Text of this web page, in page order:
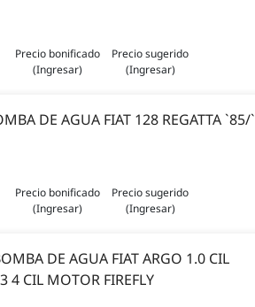
Precio bonificado
(Ingresar)
Precio sugerido
(Ingresar)
DE AGUA FIAT 128 REGATTA `85/`
Precio bonificado
(Ingresar)
Precio sugerido
(Ingresar)
DE AGUA FIAT ARGO 1.0 CIL
4 CIL MOTOR FIREFLY